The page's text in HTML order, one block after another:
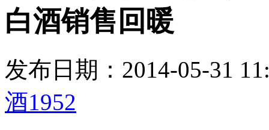
白酒销售回暖
发布日期：2014-05-31
酒1952